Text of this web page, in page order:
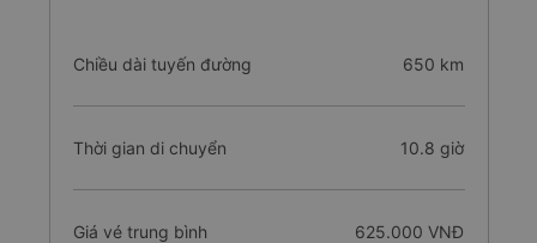
Chiều dài tuyến đường 650 km
Thời gian di chuyển 10.8 giờ
Giá vé trung bình 625.000 VNĐ